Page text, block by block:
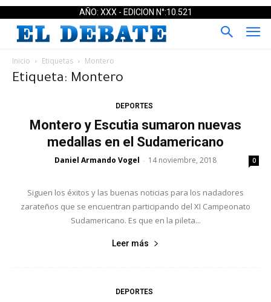
AÑO: XXX - EDICION N°:10.521
Inicio Etiquetas Montero
Etiqueta: Montero
DEPORTES
Montero y Escutia sumaron nuevas
medallas en el Sudamericano
Daniel Armando Vogel - 14 noviembre, 2018 0
Siguen los éxitos y las buenas noticias para los nadadores
zarateños que se encuentran participando del XI Campeonato
Sudamericano. Es que en la pileta...
Leer más
DEPORTES